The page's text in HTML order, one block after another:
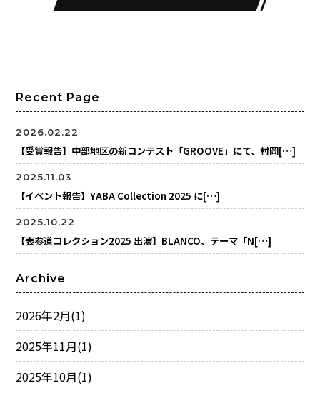
Recent Page
2026.02.22
【受賞報告】中部地区の新コンテスト「GROOVE」にて、村岡[…]
2025.11.03
【イベント報告】YABA Collection 2025 に[…]
2025.10.22
【表参道コレクション2025 出演】BLANCO、テーマ「N[…]
Archive
2026年2月(1)
2025年11月(1)
2025年10月(1)